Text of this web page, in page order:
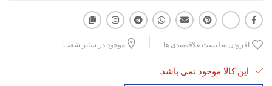
افزودن به لیست علاقه‌مندی ها موجود در سایر شعب
این کالا موجود نمی باشد.